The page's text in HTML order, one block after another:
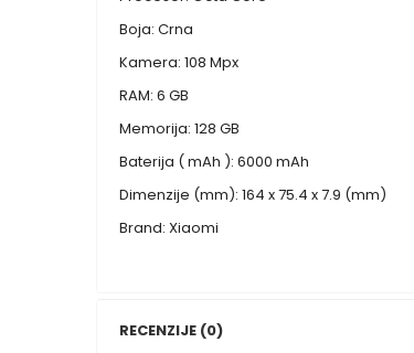
Boja: Crna
Kamera: 108 Mpx
RAM: 6 GB
Memorija: 128 GB
Baterija ( mAh ): 6000 mAh
Dimenzije (mm): 164 x 75.4 x 7.9 (mm)
Brand: Xiaomi
RECENZIJE (0)